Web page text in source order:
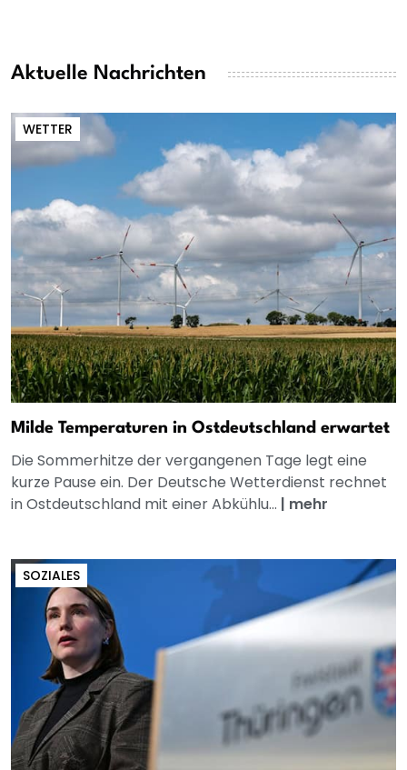
Aktuelle Nachrichten
WETTER
Milde Temperaturen in Ostdeutschland erwartet
Die Sommerhitze der vergangenen Tage legt eine
kurze Pause ein. Der Deutsche Wetterdienst rechnet
in Ostdeutschland mit einer Abkühlu... | mehr
SOZIALES